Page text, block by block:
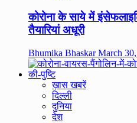
कोरोना के साये में
तैयारियां अधूरी
Bhumika BhaskarMarch
ख़ास खबरें
दिल्ली
दुनिया
देश